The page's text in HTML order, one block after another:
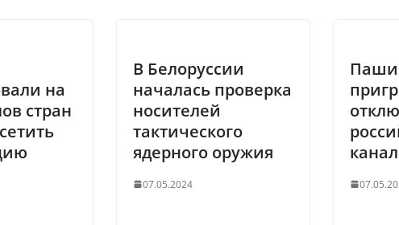
на
стран
В Белоруссии
началась проверка
носителей
тактического
ядерного оружия
07.05.2024